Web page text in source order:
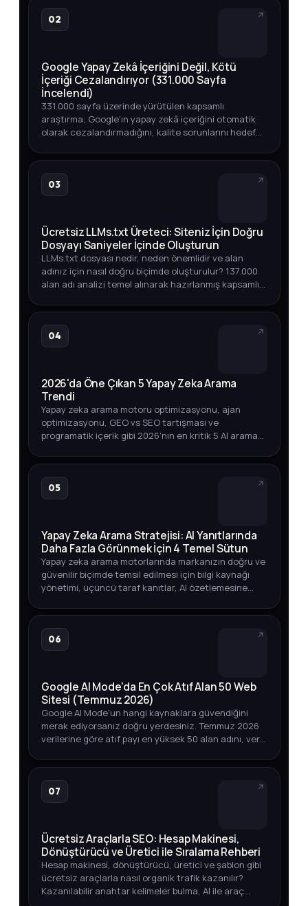
02
Google Yapay Zekâ İçeriğini Değil, Kötü
İçeriği Cezalandırıyor (331.000 Sayfa
İncelendi)
331.000 sayfa üzerinde yürütülen kapsamlı
araştırma; Google'ın yapay zekâ içeriğini otomatik
olarak cezalandırmadığını, kalite sorunlarını hedef
endeksleme oranları v…
03
Ücretsiz LLMs.txt Üreteci: Siteniz İçin Doğru
Dosyayı Saniyeler İçinde Oluşturun
LLMs.txt dosyası nedir, neden önemlidir ve alan
adınız için nasıl doğru biçimde oluşturulur? 137.000
alan adı analizi temel alınarak hazırlanmış kapsamlı
04
2026'da Öne Çıkan 5 Yapay Zeka Arama
Trendi
Yapay zeka arama motoru optimizasyonu, ajan
optimizasyonu, GEO vs SEO tartışması ve
programatik içerik gibi 2026'nın en kritik 5 AI arama
05
Yapay Zeka Arama Stratejisi: AI Yanıtlarında
Daha Fazla Görünmek İçin 4 Temel Sütun
Yapay zeka arama motorlarında markanızın doğru ve
güvenilir biçimde temsil edilmesi için bilgi kaynağı
yönetimi, üçüncü taraf kanıtlar, AI özetlemesine
kapsamlı bir strate…
06
Google AI Mode'da En Çok Atıf Alan 50 Web
Sitesi (Temmuz 2026)
Google AI Mode'un hangi kaynaklara güvendiğini
merak ediyorsanız doğru yerdesiniz. Temmuz 2026
verilerine göre atıf payı en yüksek 50 alan adını, veri
yollarını keşfedin.
07
Ücretsiz Araçlarla SEO: Hesap Makinesi,
Dönüştürücü ve Üretici ile Sıralama Rehberi
Hesap makinesi, dönüştürücü, üretici ve şablon gibi
ücretsiz araçlarla nasıl organik trafik kazanılır?
Kazanılabilir anahtar kelimeler bulma, AI ile araç